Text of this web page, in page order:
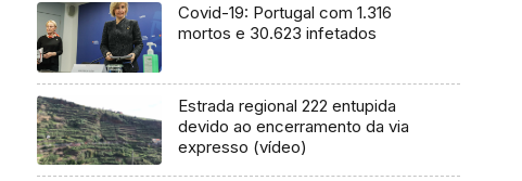
Covid-19: Portugal com 1.316
mortos e 30.623 infetados
Estrada regional 222 entupida
devido ao encerramento da via
expresso (vídeo)